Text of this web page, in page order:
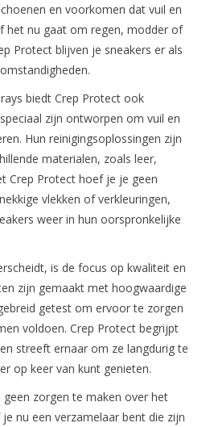
en voorkomen dat vuil en
het nu gaat om regen, modder of
Protect blijven je sneakers er als
biedt Crep Protect ook
zijn ontworpen om vuil en
Hun reinigingsoplossingen zijn
materialen, zoals leer,
Crep Protect hoef je je geen
vlekken of verkleuringen,
weer in hun oorspronkelijke
is de focus op kwaliteit en
zijn gemaakt met hoogwaardige
getest om ervoor te zorgen
voldoen. Crep Protect begrijpt
streeft ernaar om ze langdurig te
op keer van kunt genieten.
zorgen te maken over het
nu een verzamelaar bent die zijn